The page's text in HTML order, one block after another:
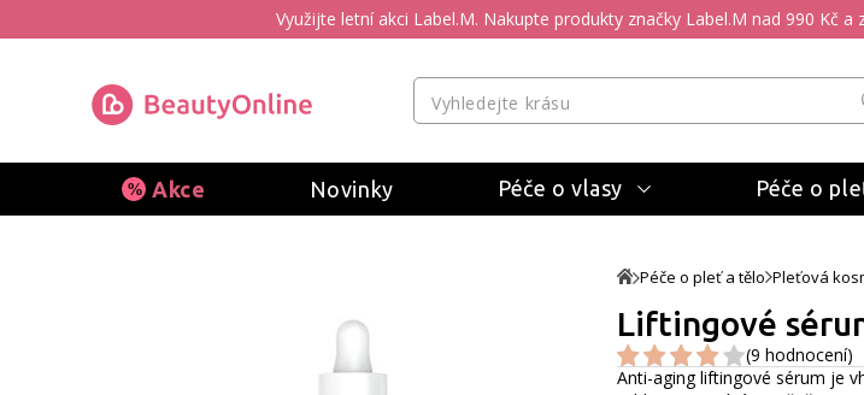
Využijte letní akci Label.M. Nakupte produkty značky Label.M nad 990 Kč a
Akce Novinky Péče o vlasy Péče o
Péče o pleť a tělo Pleťová
Liftingové
(9 hodnocení)
Anti-aging liftingové sérum je